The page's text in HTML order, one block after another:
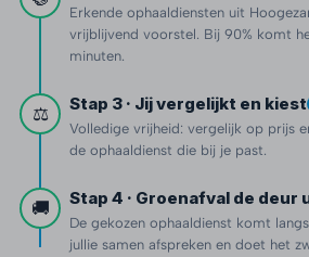
Erkende ophaaldiensten uit
vrijblijvend voorstel. Bij 90% komt
minuten.
⚖️ Stap 3 · Jij vergelijkt en kiest
Volledige vrijheid: vergelijk op prijs
de ophaaldienst die bij je past.
🚚 Stap 4 · Groenafval de deur
De gekozen ophaaldienst komt
jullie samen afspreken en doet het